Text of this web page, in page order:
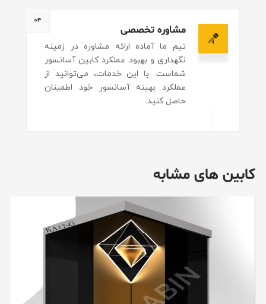
۰۴
مشاوره تخصصی
تیم ما آماده ارائه مشاوره در زمینه
نگهداری و بهبود عملکرد کابین آسانسور
شماست. با این خدمات، می‌توانید از
عملکرد بهینه آسانسور خود اطمینان
حاصل کنید.
کابین های مشابه